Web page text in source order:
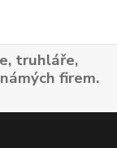
truhláře,
firem.